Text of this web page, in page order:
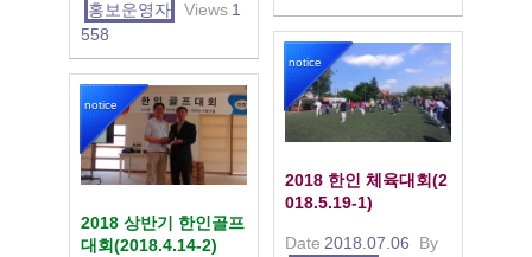
홍보운영자
Views 1
558
notice
2018 한인 체육대회(2
018.5.19-1)
Date 2018.07.06
By
notice
2018 상반기 한인골프
대회(2018.4.14-2)